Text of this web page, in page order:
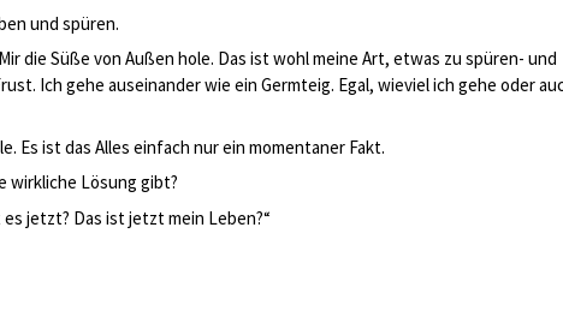
und spüren.
die Süße von Außen hole. Das ist wohl meine Art, etwas zu spüren- und
Ich gehe auseinander wie ein Germteig. Egal, wieviel ich gehe oder
Es ist das Alles einfach nur ein momentaner Fakt.
wirkliche Lösung gibt?
jetzt? Das ist jetzt mein Leben?“